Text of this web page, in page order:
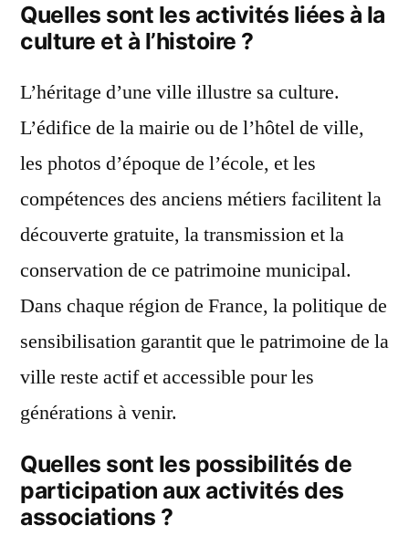
Quelles sont les activités liées à la
culture et à l’histoire ?
L’héritage d’une ville illustre sa culture.
L’édifice de la mairie ou de l’hôtel de ville,
les photos d’époque de l’école, et les
compétences des anciens métiers facilitent la
découverte gratuite, la transmission et la
conservation de ce patrimoine municipal.
Dans chaque région de France, la politique de
sensibilisation garantit que le patrimoine de la
ville reste actif et accessible pour les
générations à venir.
Quelles sont les possibilités de
participation aux activités des
associations ?